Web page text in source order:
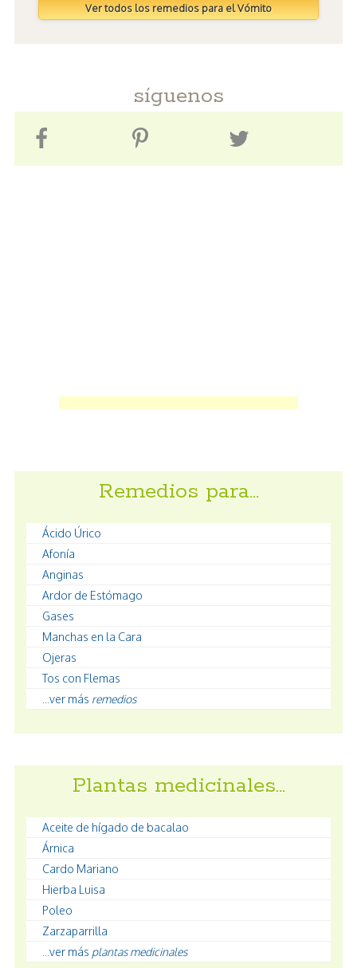
Ver todos los remedios para el Vómito
síguenos
Remedios para…
Ácido Úrico
Afonía
Anginas
Ardor de Estómago
Gases
Manchas en la Cara
Ojeras
Tos con Flemas
...ver más remedios
Plantas medicinales…
Aceite de hígado de bacalao
Árnica
Cardo Mariano
Hierba Luisa
Poleo
Zarzaparrilla
...ver más plantas medicinales